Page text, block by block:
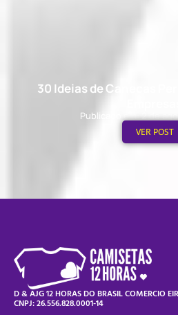
30 Ideias de Canecas
Publicado em: 2 de
VER POST
D & AJG 12 HORAS DO BRASIL COMERCIO
CNPJ: 26.556.828.0001-14